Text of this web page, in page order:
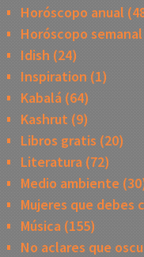
Horóscopo anual
Horóscopo semanal
Idish (24)
Inspiration (1)
Kabalá(64)
Kashrut (9)
Libros gratis (20)
Literatura(72)
Medio ambiente
Mujeres que debes
Música(155)
No aclares que